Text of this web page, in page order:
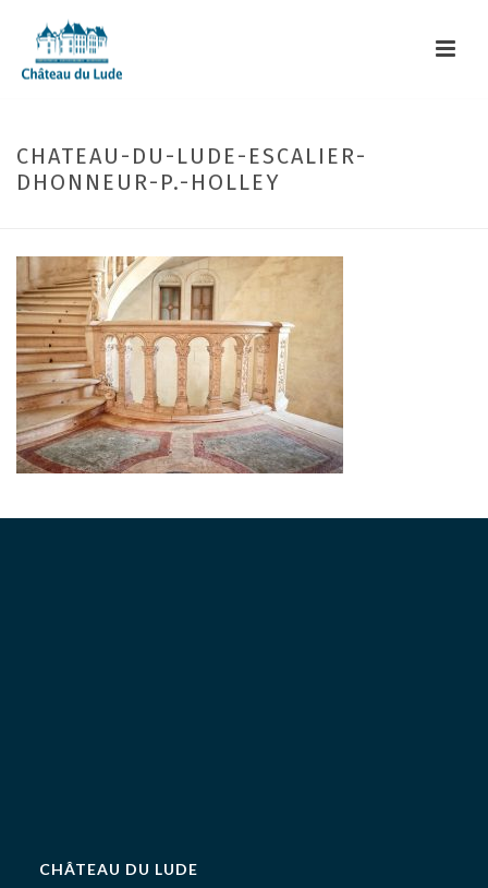
CHATEAU-DU-LUDE-ESCALIER-
DHONNEUR-P.-HOLLEY
CHÂTEAU DU LUDE